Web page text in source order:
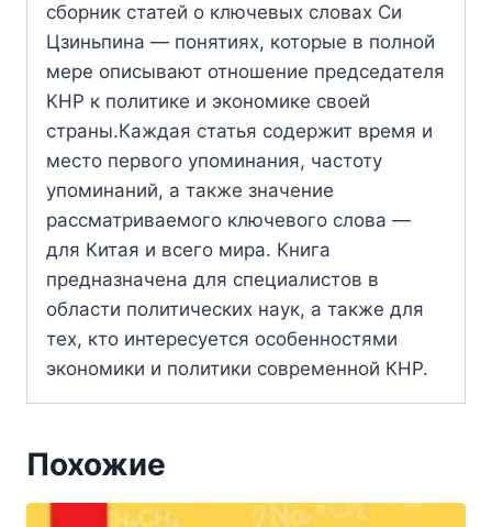
сборник статей о ключевых словах Си
Цзиньпина — понятиях, которые в полной
мере описывают отношение председателя
КНР к политике и экономике своей
страны.Каждая статья содержит время и
место первого упоминания, частоту
упоминаний, а также значение
рассматриваемого ключевого слова —
для Китая и всего мира. Книга
предназначена для специалистов в
области политических наук, а также для
тех, кто интересуется особенностями
экономики и политики современной КНР.
Похожие